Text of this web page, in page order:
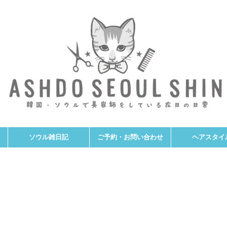
ソウル雑日記 ご予約・お問い合わせ ヘアスタイ